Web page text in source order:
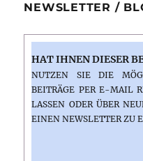
NEWSLETTER /
HAT IHNEN DIESER
NUTZEN SIE DIE
BEITRÄGE PER E-MAIL
ASSEN ODER ÜBER
INEN NEWSLETTER ZU